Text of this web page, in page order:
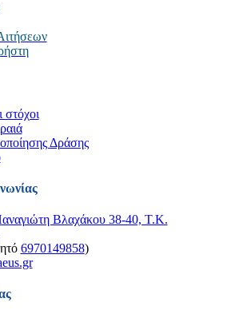
στόχοι
Δράσης
Βλαχάκου 38-40, Τ.Κ.
6970149858)